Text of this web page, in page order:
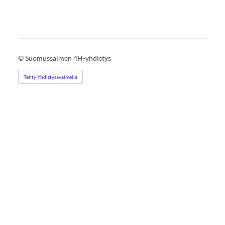
©Suomussalmen 4H-yhdistys
Tehty Yhdistysavaimella